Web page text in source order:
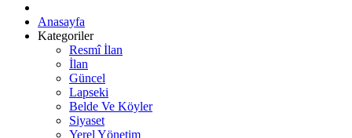
Anasayfa
Kategoriler
Resmî İlan
İlan
Güncel
Lapseki
Belde Ve Köyler
Siyaset
Yerel Yönetim